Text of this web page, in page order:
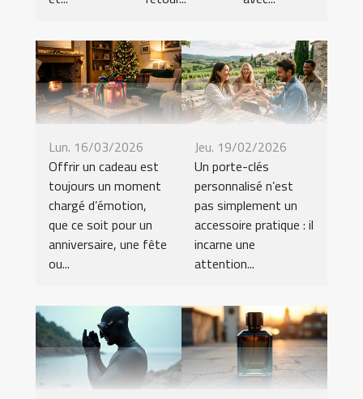
Lun. 16/03/2026
Offrir un cadeau est
toujours un moment
chargé d’émotion,
que ce soit pour un
anniversaire, une fête
ou...
Jeu. 19/02/2026
Un porte-clés
personnalisé n’est
pas simplement un
accessoire pratique : il
incarne une
attention...